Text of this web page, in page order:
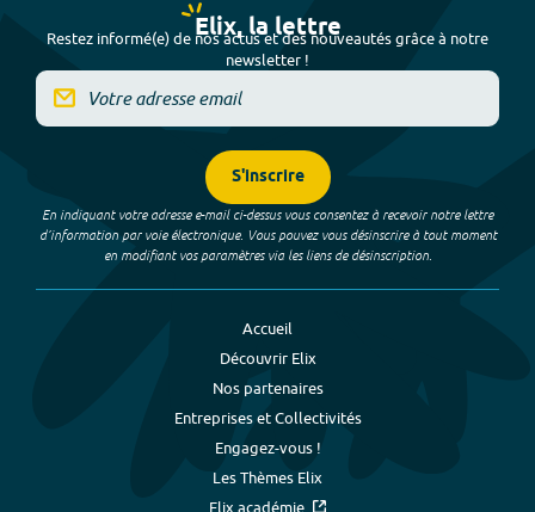
Elix, la lettre
Restez informé(e) de nos actus et des nouveautés grâce à notre
newsletter !
S'inscrire
En indiquant votre adresse e-mail ci-dessus vous consentez à recevoir notre lettre
d’information par voie électronique. Vous pouvez vous désinscrire à tout moment
en modifiant vos paramètres via les liens de désinscription.
Accueil
Découvrir Elix
Nos partenaires
Entreprises et Collectivités
Engagez-vous !
Les Thèmes Elix
Elix académie